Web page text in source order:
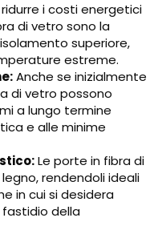
ridurre i costi energetici
di vetro sono la
superiore,
estreme.
Anche se inizialmente
di vetro possono
a lungo termine
e alle minime
Le porte in fibra di
rendendoli ideali
in cui si desidera
della